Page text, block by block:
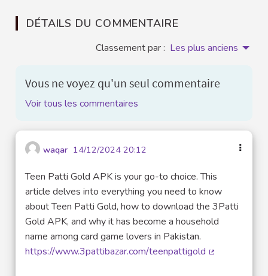
DÉTAILS DU COMMENTAIRE
Classement par : Les plus anciens
Vous ne voyez qu'un seul commentaire
Voir tous les commentaires
waqar 14/12/2024 20:12
Teen Patti Gold APK is your go-to choice. This
article delves into everything you need to know
about Teen Patti Gold, how to download the 3Patti
Gold APK, and why it has become a household
name among card game lovers in Pakistan.
https://www.3pattibazar.com/teenpattigold